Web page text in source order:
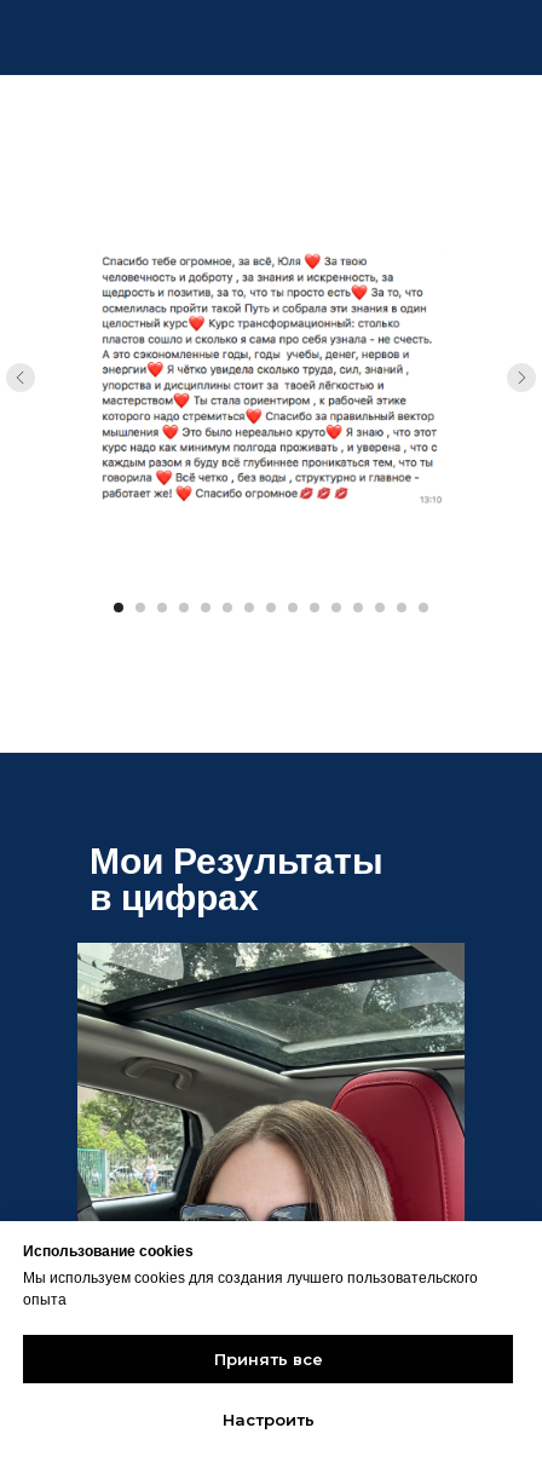
Мои Результаты
в цифрах
Использование cookies
Мы используем cookies для создания лучшего пользовательского
опыта
Принять все
Настроить